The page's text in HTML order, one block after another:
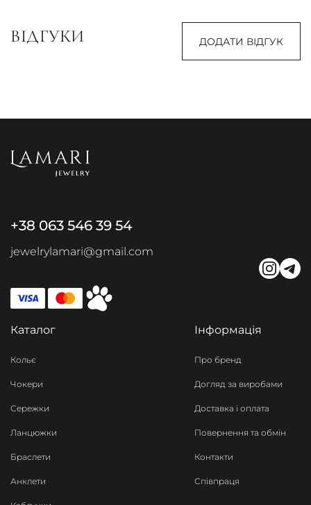
ВІДГУКИ ДОДАТИ ВІДГУК
+38 063 546 39 54
jewelrylamari@gmail.com
Каталог
Кольє
Чокери
Сережки
Ланцюжки
Браслети
Анклети
Інформація
Про бренд
Догляд за виробами
Доставка і оплата
Повернення та обмін
Контакти
Співпраця